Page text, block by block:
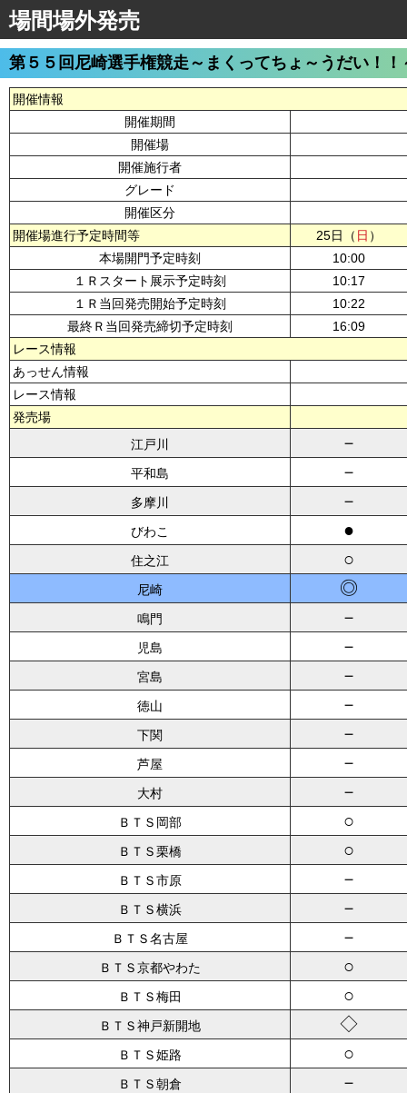
場間場外発売
第５５回尼崎選手権競走～まくってちょ～うだい！！
開催情報
開催期間
開催場
開催施行者
グレード
開催区分
開催場進行予定時間等
25日（ 日 ）
本場開門予定時刻
10:00
１Ｒスタート展示予定時刻
10:17
１Ｒ当回発売開始予定時刻
10:22
最終Ｒ当回発売締切予定時刻
16:09
レース情報
あっせん情報
レース情報
発売場
江戸川
－
平和島 －
多摩川 －
びわこ ●
住之江 ○
尼崎 ◎
鳴門 －
児島 －
宮島 －
徳山 －
下関 －
芦屋 －
大村 －
ＢＴＳ岡部 ○
ＢＴＳ栗橋 ○
ＢＴＳ市原 －
ＢＴＳ横浜 －
ＢＴＳ名古屋 －
ＢＴＳ京都やわた ○
ＢＴＳ梅田 ○
ＢＴＳ神戸新開地 ◇
ＢＴＳ姫路 ○
ＢＴＳ朝倉 －